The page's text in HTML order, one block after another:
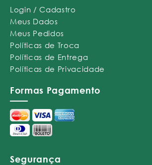
Login / Cadastro
Meus Dados
Meus Pedidos
Políticas de Troca
Políticas de Entrega
Políticas de Privacidade
Formas Pagamento
Segurança